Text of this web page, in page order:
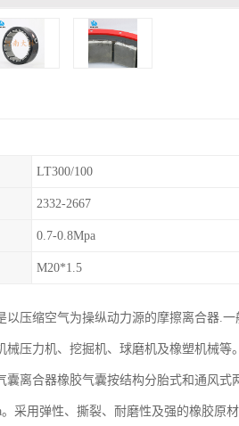
LT300/100
2332-2667
0.7-0.8Mpa
M20*1.5
以压缩空气为操纵动力源的摩擦离合器.
械压力机、挖掘机、球磨机及橡塑机械等。
囊离合器橡胶气囊按结构分胎式和通风
。采用弹性、撕裂、耐磨性及强的橡胶原